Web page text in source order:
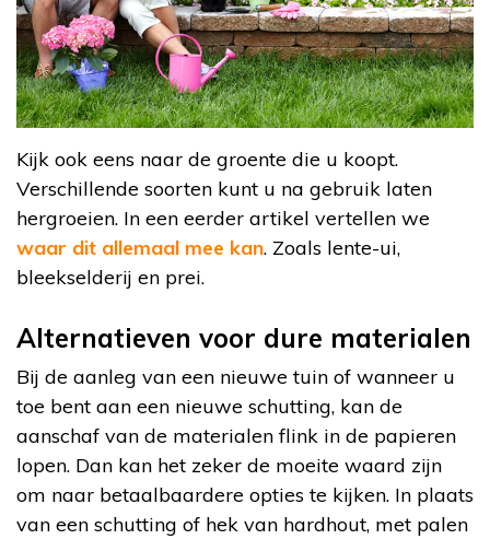
Kijk ook eens naar de groente die u koopt.
Verschillende soorten kunt u na gebruik laten
hergroeien. In een eerder artikel vertellen we
waar dit allemaal mee kan. Zoals lente-ui,
bleekselderij en prei.
Alternatieven voor dure materialen
Bij de aanleg van een nieuwe tuin of wanneer u
toe bent aan een nieuwe schutting, kan de
aanschaf van de materialen flink in de papieren
lopen. Dan kan het zeker de moeite waard zijn
om naar betaalbaardere opties te kijken. In plaats
van een schutting of hek van hardhout, met palen